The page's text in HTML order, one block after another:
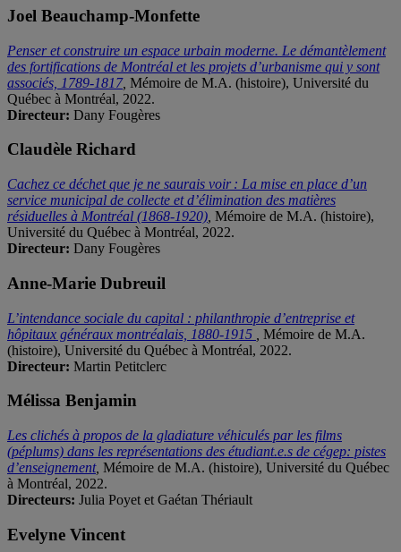
Joel Beauchamp-Monfette
Penser et construire un espace urbain moderne. Le démantèlement
des fortifications de Montréal et les projets d’urbanisme qui y sont
associés, 1789-1817, Mémoire de M.A. (histoire), Université du
Québec à Montréal, 2022.
Directeur: Dany Fougères
Claudèle Richard
Cachez ce déchet que je ne saurais voir : La mise en place d’un
service municipal de collecte et d’élimination des matières
résiduelles à Montréal (1868-1920) Mémoire de M.A. (histoire),
Université du Québec à Montréal, 2022.
Directeur: Dany Fougères
Anne-Marie Dubreuil
L’intendance sociale du capital : philanthropie d’entreprise et
hôpitaux généraux montréalais, 1880-1915
Mémoire de M.A.
(histoire), Université du Québec à Montréal, 2022.
Directeur: Martin Petitclerc
Mélissa Benjamin
Les clichés à propos de la gladiature véhiculés par les films
(péplums) dans les représentations des étudiant.e.s de cégep: pistes
d’enseignement, Mémoire de M.A. (histoire), Université du Québec
à Montréal, 2022.
Directeurs: Julia Poyet et Gaétan Thériault
Evelyne Vincent